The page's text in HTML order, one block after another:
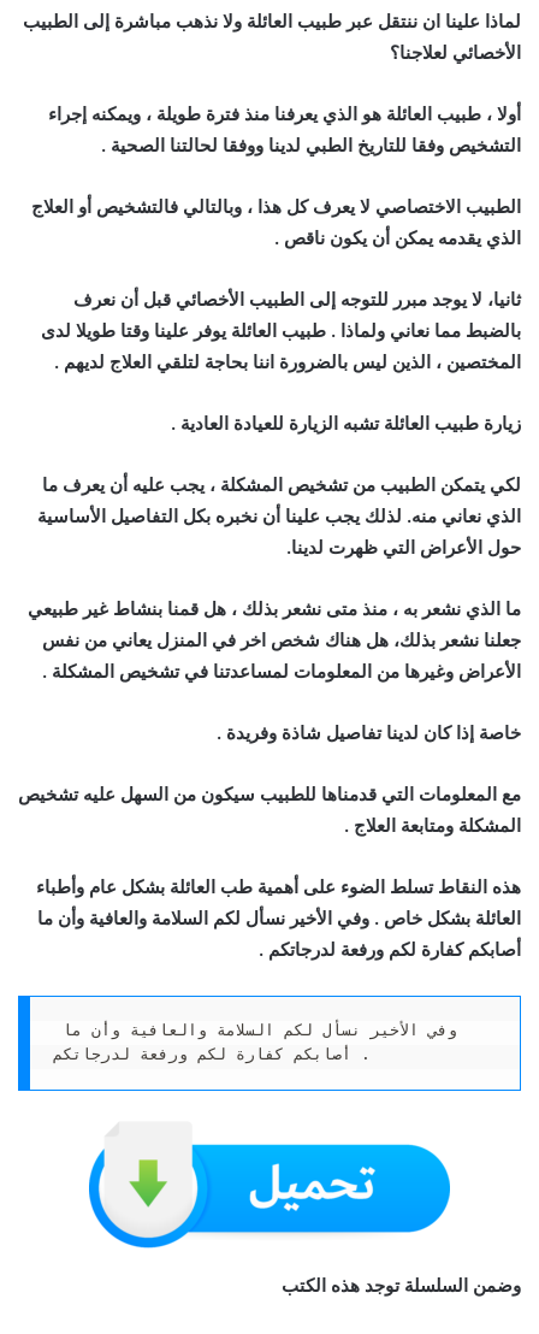
لماذا علينا ان ننتقل عبر طبيب العائلة ولا نذهب مباشرة إلى الطبيب
الأخصائي لعلاجنا؟
أولا ، طبيب العائلة هو الذي يعرفنا منذ فترة طويلة ، ويمكنه إجراء
التشخيص وفقا للتاريخ الطبي لدينا ووفقا لحالتنا الصحية .
الطبيب الاختصاصي لا يعرف كل هذا ، وبالتالي فالتشخيص أو العلاج
الذي يقدمه يمكن أن يكون ناقص .
ثانيا، لا يوجد مبرر للتوجه إلى الطبيب الأخصائي قبل أن نعرف
بالضبط مما نعاني ولماذا . طبيب العائلة يوفر علينا وقتا طويلا لدى
المختصين ، الذين ليس بالضرورة اننا بحاجة لتلقي العلاج لديهم .
زيارة طبيب العائلة تشبه الزيارة للعيادة العادية .
لكي يتمكن الطبيب من تشخيص المشكلة ، يجب عليه أن يعرف ما
الذي نعاني منه. لذلك يجب علينا أن نخبره بكل التفاصيل الأساسية
حول الأعراض التي ظهرت لدينا.
ما الذي نشعر به ، منذ متى نشعر بذلك ، هل قمنا بنشاط غير طبيعي
جعلنا نشعر بذلك، هل هناك شخص اخر في المنزل يعاني من نفس
الأعراض وغيرها من المعلومات لمساعدتنا في تشخيص المشكلة .
خاصة إذا كان لدينا تفاصيل شاذة وفريدة .
مع المعلومات التي قدمناها للطبيب سيكون من السهل عليه تشخيص
المشكلة ومتابعة العلاج .
هذه النقاط تسلط الضوء على أهمية طب العائلة بشكل عام وأطباء
العائلة بشكل خاص . وفي الأخير نسأل لكم السلامة والعافية وأن ما
أصابكم كفارة لكم ورفعة لدرجاتكم .
أصابكم كفارة لكم ورفعة لدرجاتكم .
وضمن السلسلة توجد هذه الكتب